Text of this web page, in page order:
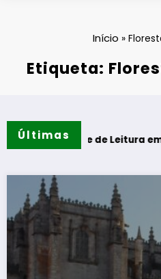
Início »
Etiqueta:
Últimas
de Leitura em Gouveia